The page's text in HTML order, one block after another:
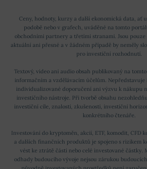
Ceny, hodnoty, kurzy a další ekonomická data, ať
podobě nebo v grafech, uváděné na tomto
obchodními partnery a třetími stranami. Jsou
aktuální ani přesné a v žádném případě by neměly
pro investiční rozhodnutí.
Textový, video ani audio obsah publikovaný na
informačním a vzdělávacím účelům. Nepředstavuje
individualizované doporučení ani výzvu k nákupu
investičního nástroje. Při tvorbě obsahu
investiční cíle, znalosti, zkušenosti, investiční
konkrétního čtenáře.
Investování do kryptoměn, akcií, ETF, komodit, CFD
a dalších finančních produktů je spojeno s rizikem
vést ke ztrátě části nebo celé investované částky.
odhady budoucího vývoje nejsou zárukou